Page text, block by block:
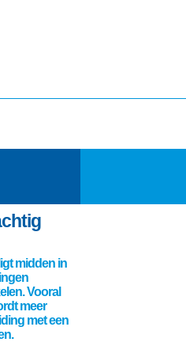
midden in
Vooral
meer
met een